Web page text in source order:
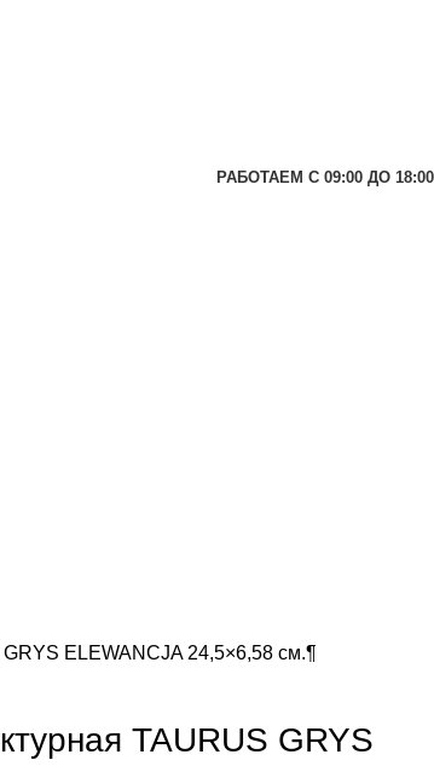
РАБОТАЕМ С 09:00 ДО 18:00
ELEWANCJA 24,5×6,58 см.¶
TAURUS GRYS